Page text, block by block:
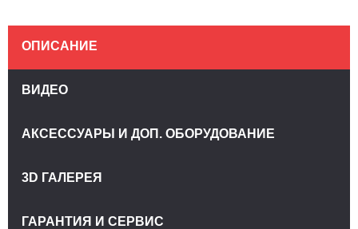
ОПИСАНИЕ
ВИДЕО
АКСЕССУАРЫ И ДОП. ОБОРУДОВАНИЕ
3D ГАЛЕРЕЯ
ГАРАНТИЯ И СЕРВИС